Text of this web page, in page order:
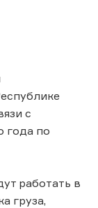
с
года по
работать в
груза,